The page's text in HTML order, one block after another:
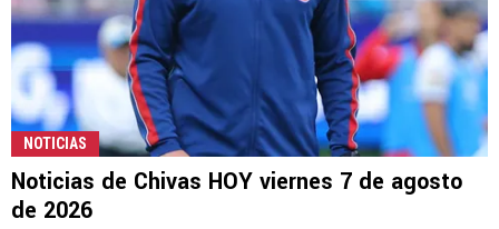
NOTICIAS
Noticias de Chivas HOY viernes 7 de agosto
de 2026